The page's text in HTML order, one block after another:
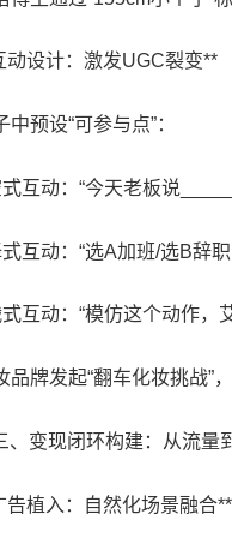
动设计：激发UGC裂变**
中预设“可参与点”：
互动：“今天老板说
互动：“选A加班/选B辞
互动：“模仿这个动作，
品牌发起“翻车化妆挑战”
、变现闭环构建：从流量
告植入：自然化场景融合**